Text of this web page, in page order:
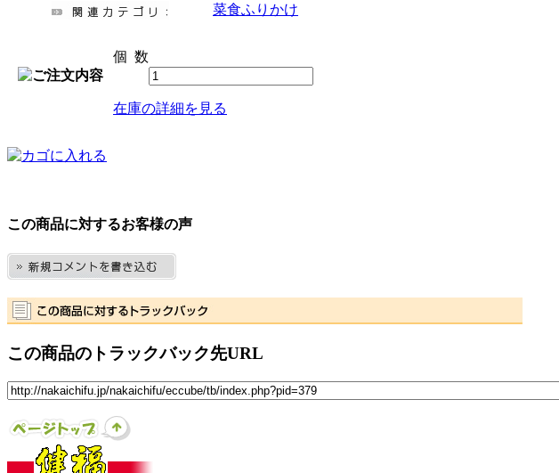
菜食ふりかけ
個 数
在庫の詳細を見る
この商品に対するお客様の声
この商品のトラックバック先URL